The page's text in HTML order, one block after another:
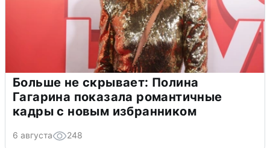
Больше не скрывает: Полина
Гагарина показала романтичные
кадры с новым избранником
6 августа 248